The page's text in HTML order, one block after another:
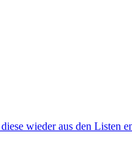
wieder aus den Listen